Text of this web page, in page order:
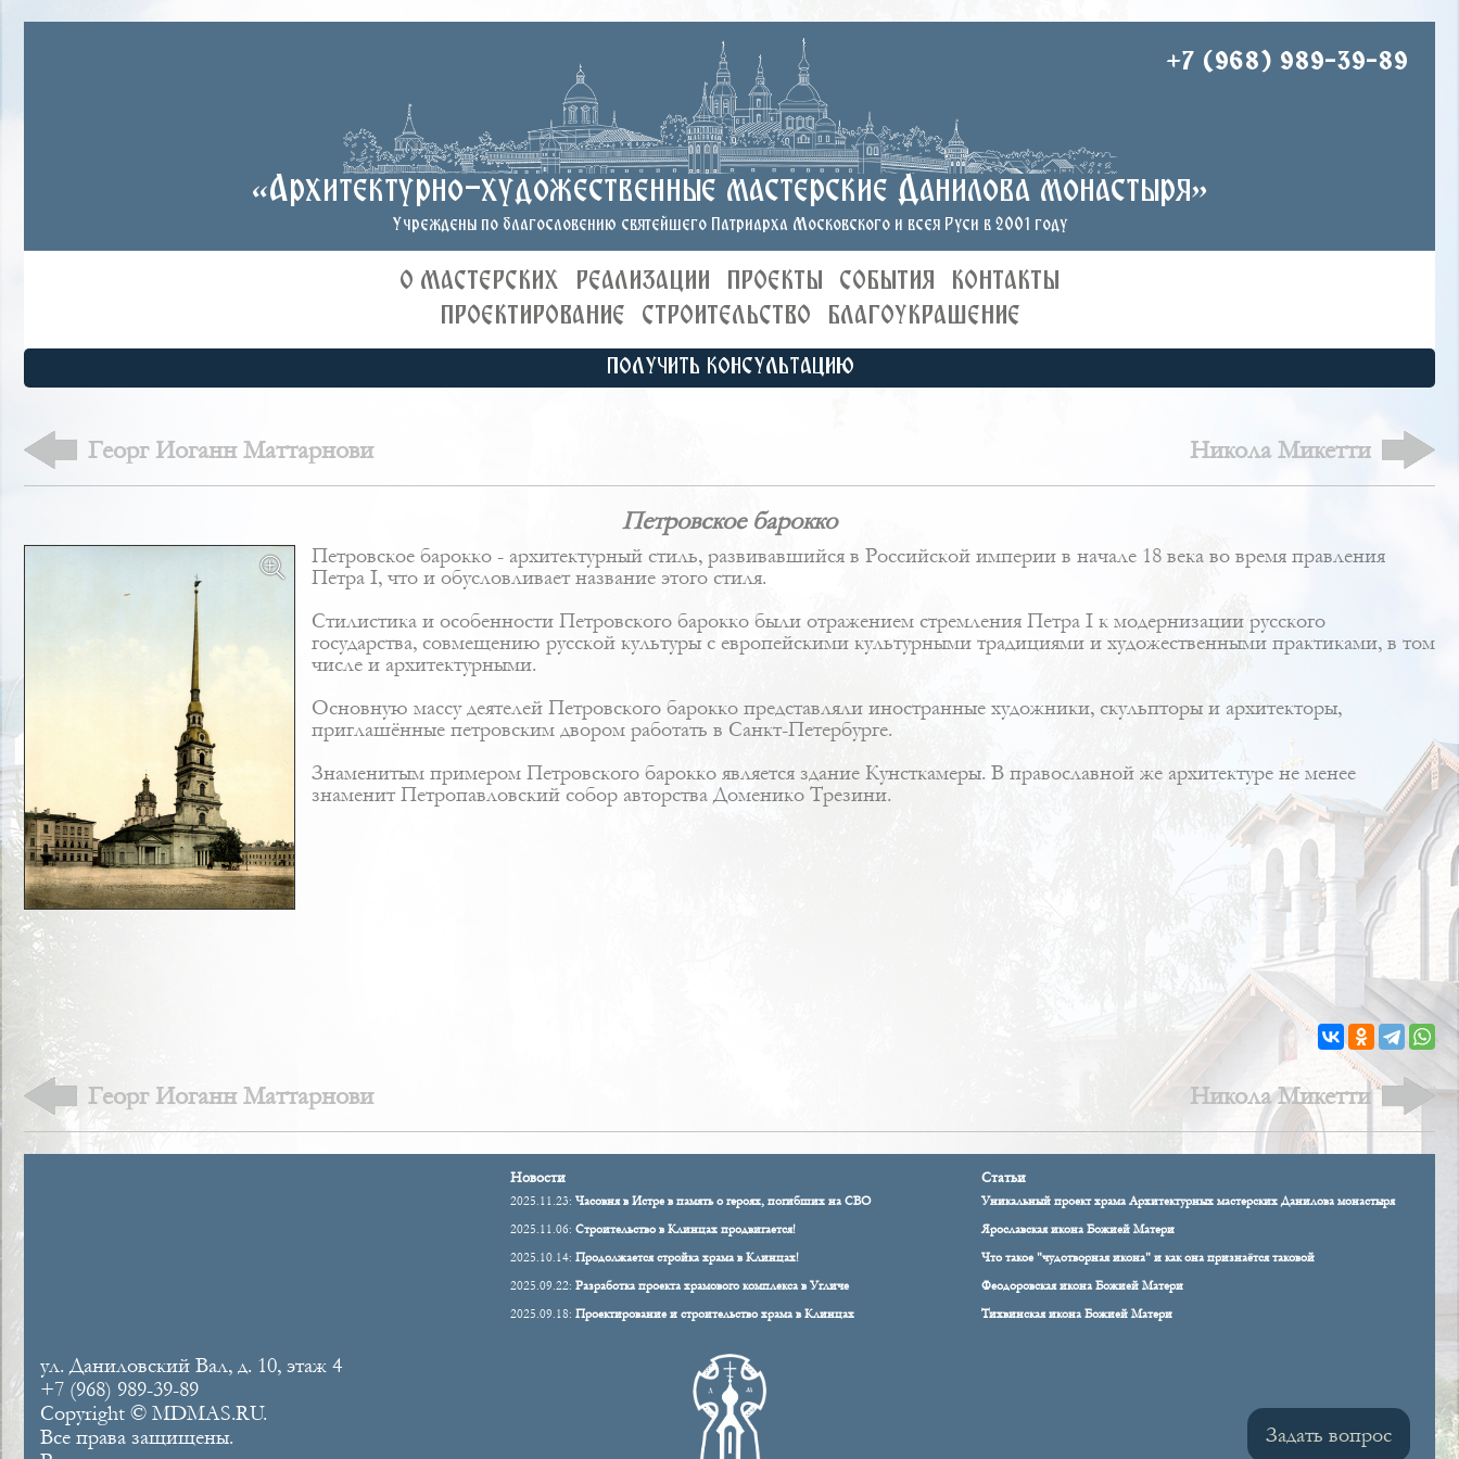
Задать вопрос
+7 (968) 989-39-89
«Архитектурно-художественные мастерские Данилова монастыря»
Учреждены по благословению святейшего Патриарха Московского и всея Руси в 2001 году
О МАСТЕРСКИХ РЕАЛИЗАЦИИ ПРОЕКТЫ СОБЫТИЯ
КОНТАКТЫ
ПРОЕКТИРОВАНИЕ
СТРОИТЕЛЬСТВО БЛАГОУКРАШЕНИЕ
ПОЛУЧИТЬ КОНСУЛЬТАЦИЮ
Георг Иоганн Маттарнови Никола Микетти
Петровское барокко
Петровское барокко - архитектурный стиль, развивавшийся в Российской империи в начале 18 века во время правления
Петра I, что и обусловливает название этого стиля.
Стилистика и особенности Петровского барокко были отражением стремления Петра I к модернизации русского
государства, совмещению русской культуры с европейскими культурными традициями и художественными практиками, в том
числе и архитектурными.
Основную массу деятелей Петровского барокко представляли иностранные художники, скульпторы и архитекторы,
приглашённые петровским двором работать в Санкт-Петербурге.
Знаменитым примером Петровского барокко является здание Кунсткамеры. В православной же архитектуре не менее
знаменит Петропавловский собор авторства Доменико Трезини.
Георг Иоганн Маттарнови Никола Микетти
Новости
2025.11.23:Часовня в Истре в память о героях, погибших на СВО
2025.11.06:Строительство в Клинцах продвигается!
2025.10.14:Продолжается стройка храма в Клинцах!
2025.09.22:Разработка проекта храмового комплекса в Угличе
2025.09.18:Проектирование и строительство храма в Клинцах
Статьи
Уникальный проект храма Архитектурных мастерских Данилова монастыря
Ярославская икона Божией Матери
Что такое "чудотворная икона" и как она признаётся таковой
Феодоровская икона Божией Матери
Тихвинская икона Божией Матери
ул. Даниловский Вал, д. 10, этаж 4
+7 (968) 989-39-89
Copyright © MDMAS.RU.
Все права защищены.